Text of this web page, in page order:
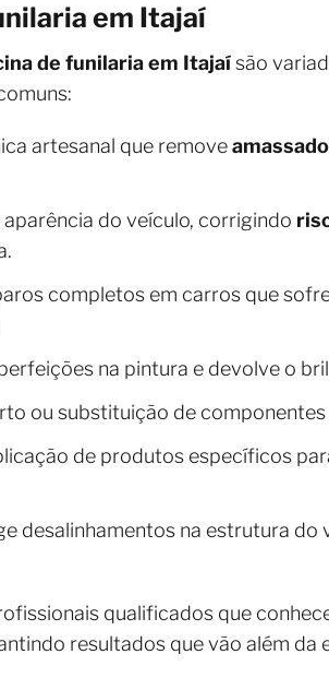
em Itajaí
de funilaria em Itajaísão
artesanal que remove
aparência do veículo, corrigindo
completos em carros que
na pintura e devolve o
ou substituição de
de produtos específicos
desalinhamentos na estrutura do
qualificados que
resultados que vão além da